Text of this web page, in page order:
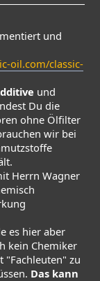
und
oil.com/classic-
und
Du die
ohne Ölfilter
wir bei
Herrn Wagner
es hier aber
kein Chemiker
"Fachleuten" zu
Das kann